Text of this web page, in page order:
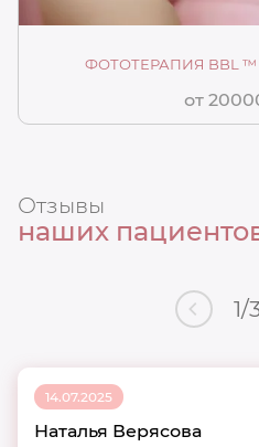
ФОТОТЕРАПИЯ BBL
от
Отзывы
наших
1/
14.07.2025
Наталья Верясова